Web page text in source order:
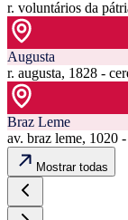
r. voluntários da
Augusta
r. augusta, 1828 -
Braz Leme
av. braz leme, 1020 -
Mostrar todas